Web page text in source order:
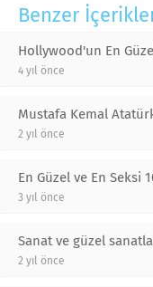
Benzer
Hollywood'un En
4 yıl önce
Mustafa Kemal
2 yıl önce
En Güzel ve En Seksi
3 yıl önce
Sanat ve güzel
2 yıl önce